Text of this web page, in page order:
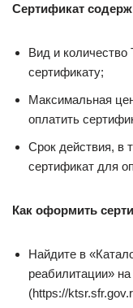
Сертификат
Вид и
сертификату;
Максимальная
оплатить
Срок действия, в
сертификат для
Как оформить
Найдите в
реабилитации»
(https://